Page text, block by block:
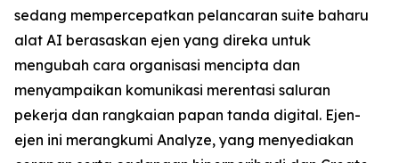
sedang mempercepatkan pelancaran suite baharu
alat AI berasaskan ejen yang direka untuk
mengubah cara organisasi mencipta dan
menyampaikan komunikasi merentasi saluran
pekerja dan rangkaian papan tanda digital. Ejen-
ejen ini merangkumi Analyze, yang menyediakan